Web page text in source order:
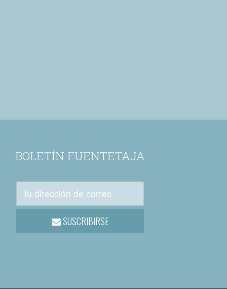
BOLETÍN FUENTETAJA
SUSCRIBIRSE